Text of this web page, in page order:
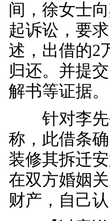
间，徐女士
起诉讼，要
述，出借的2
归还。并提
解书等证据。
针对李先
称，此借条
装修其拆迁
在双方婚姻
财产，自己